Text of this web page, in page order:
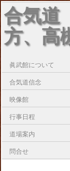
合気道
方、高
眞武館について
合気道信念
映像館
行事日程
道場案内
問合せ